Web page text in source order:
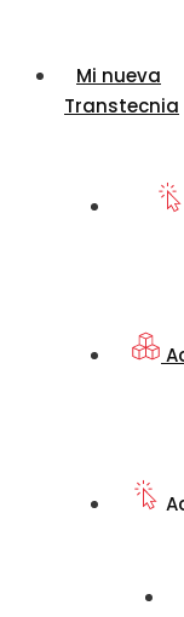
Mi nueva
Transtecnia